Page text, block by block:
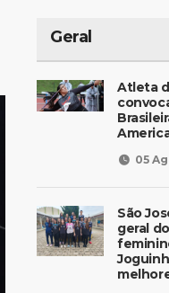
Geral
Atleta
05
São
geral